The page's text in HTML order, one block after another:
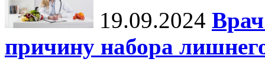
19.09.2024
причину набора